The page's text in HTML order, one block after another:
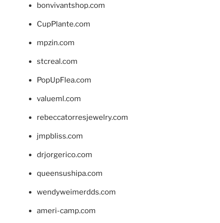
bonvivantshop.com
CupPlante.com
mpzin.com
stcreal.com
PopUpFlea.com
valueml.com
rebeccatorresjewelry.com
jmpbliss.com
drjorgerico.com
queensushipa.com
wendyweimerdds.com
ameri-camp.com